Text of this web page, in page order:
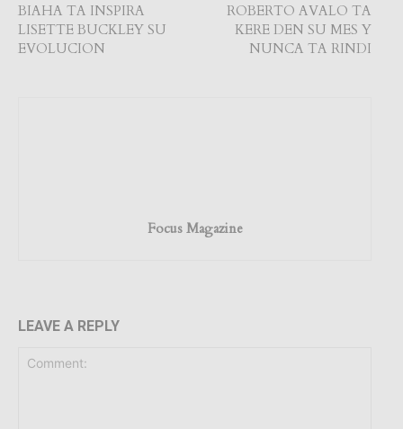
BIAHA TA INSPIRA
LISETTE BUCKLEY SU
EVOLUCION
ROBERTO AVALO TA
KERE DEN SU MES Y
NUNCA TA RINDI
Focus Magazine
LEAVE A REPLY